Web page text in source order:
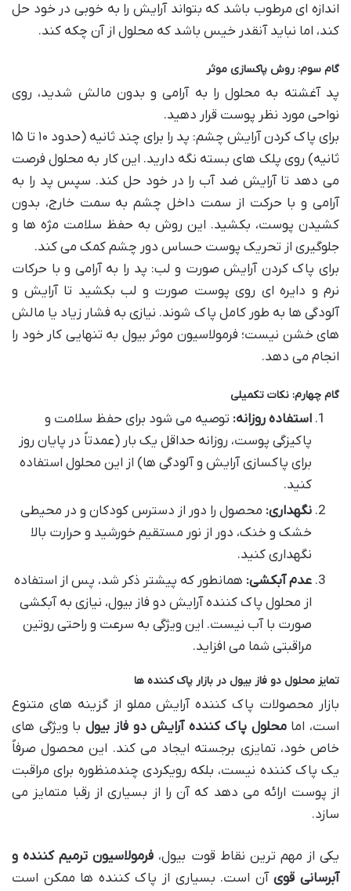
اندازه ای مرطوب باشد که بتواند آرایش را به خوبی در خود حل
کند، اما نباید آنقدر خیس باشد که محلول از آن چکه کند.
گام سوم: روش پاکسازی موثر
پد آغشته به محلول را به آرامی و بدون مالش شدید، روی
نواحی مورد نظر پوست قرار دهید.
برای پاک کردن آرایش چشم: پد را برای چند ثانیه (حدود ۱۰ تا ۱۵
ثانیه) روی پلک های بسته نگه دارید. این کار به محلول فرصت
می دهد تا آرایش ضد آب را در خود حل کند. سپس پد را به
آرامی و با حرکت از سمت داخل چشم به سمت خارج، بدون
کشیدن پوست، بکشید. این روش به حفظ سلامت مژه ها و
جلوگیری از تحریک پوست حساس دور چشم کمک می کند.
برای پاک کردن آرایش صورت و لب: پد را به آرامی و با حرکات
نرم و دایره ای روی پوست صورت و لب بکشید تا آرایش و
آلودگی ها به طور کامل پاک شوند. نیازی به فشار زیاد یا مالش
های خشن نیست؛ فرمولاسیون موثر بیول به تنهایی کار خود را
انجام می دهد.
گام چهارم: نکات تکمیلی
استفاده روزانه: توصیه می شود برای حفظ سلامت و
پاکیزگی پوست، روزانه حداقل یک بار (عمدتاً در پایان روز
برای پاکسازی آرایش و آلودگی ها) از این محلول استفاده
کنید.
نگهداری: محصول را دور از دسترس کودکان و در محیطی
خشک و خنک، دور از نور مستقیم خورشید و حرارت بالا
نگهداری کنید.
عدم آبکشی: همانطور که پیشتر ذکر شد، پس از استفاده
از محلول پاک کننده آرایش دو فاز بیول، نیازی به آبکشی
صورت با آب نیست. این ویژگی به سرعت و راحتی روتین
مراقبتی شما می افزاید.
تمایز محلول دو فاز بیول در بازار پاک کننده ها
بازار محصولات پاک کننده آرایش مملو از گزینه های متنوع
است، امامحلول پاک کننده آرایش دو فاز بیولبا ویژگی های
خاص خود، تمایزی برجسته ایجاد می کند. این محصول صرفاً
یک پاک کننده نیست، بلکه رویکردی چندمنظوره برای مراقبت
از پوست ارائه می دهد که آن را از بسیاری از رقبا متمایز می
سازد.
یکی از مهم ترین نقاط قوت بیول، فرمولاسیون ترمیم کننده و
آبرسانی قویآن است. بسیاری از پاک کننده ها ممکن است